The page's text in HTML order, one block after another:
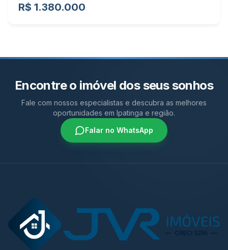
R$ 1.380.000
Encontre o imóvel dos seus sonhos
Fale com nossos especialistas e descubra as melhores
oportunidades em Ipatinga e região.
Falar no WhatsApp